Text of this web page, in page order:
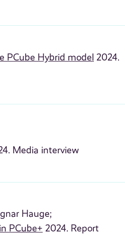
PCube Hybrid model 2024.
Media interview
Hauge;
PCube+ 2024. Report